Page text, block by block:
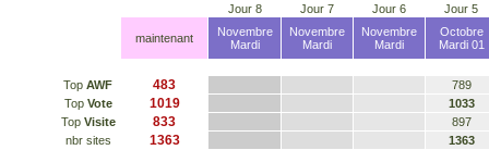
Jour 8 Jour 7 Jour 6 Jour 5
maintenant
Novembre
Mardi
Novembre
Mardi
Novembre
Mardi
Octobre
Mardi 01
Top AWF 483
789
Top Vote 1019
1033
Top Visite 833
897
nbr sites
1363 1363